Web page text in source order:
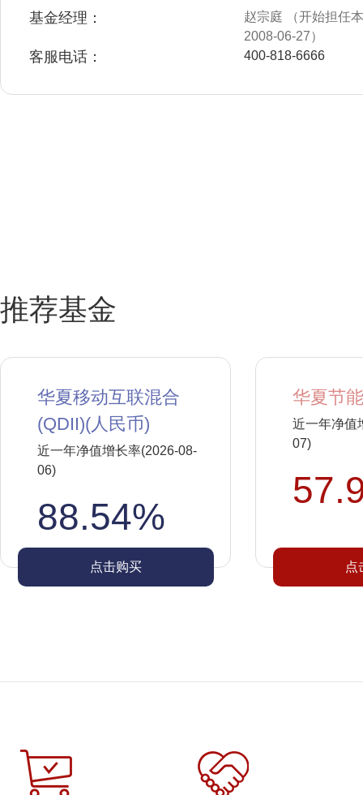
基金经理：
赵宗庭 （开始担任
2008-06-27）
客服电话： 400-818-6666
推荐基金
华夏移动互联混合
(QDII)(人民币)
近一年净值增长率(2026-08-
06)
88.54%
点击购买
华夏节
近一年净值
07)
点